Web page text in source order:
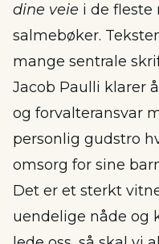
dine veie i de fleste
salmebøker.
mange sentrale
Jacob Paulli klarer
og forvalteransvar
personlig gudstro
omsorg for sine
Det er et sterkt
uendelige nåde og